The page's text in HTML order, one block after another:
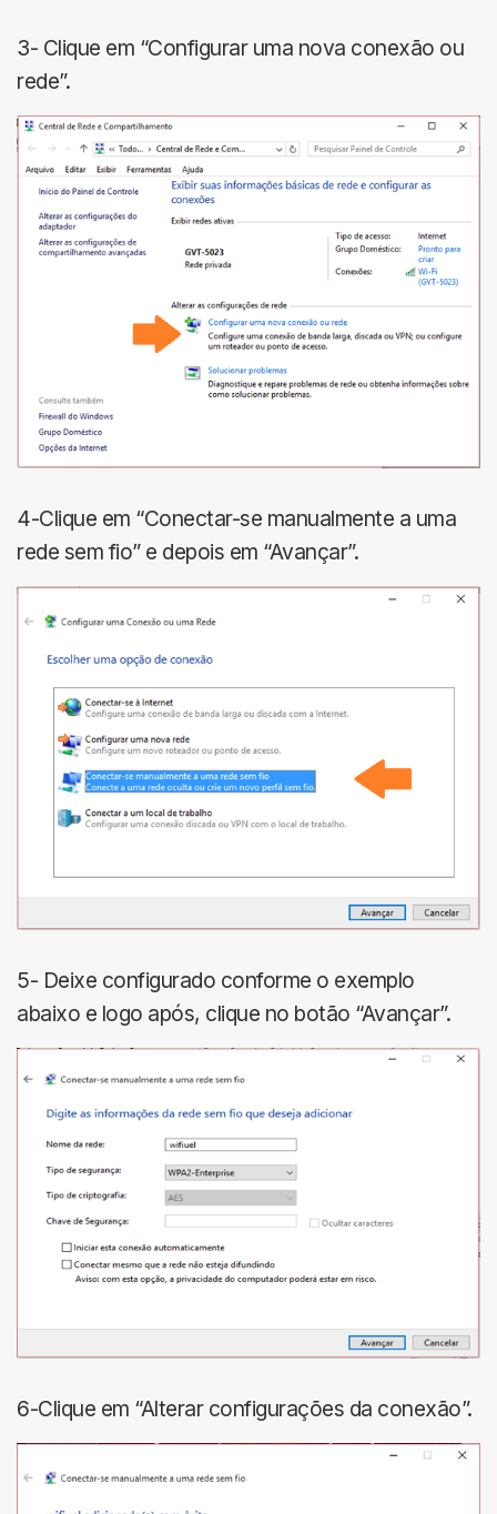
3- Clique em “Configurar uma nova conexão ou
rede”.
4-Clique em “Conectar-se manualmente a uma
rede sem fio” e depois em “Avançar”.
5- Deixe configurado conforme o exemplo
abaixo e logo após, clique no botão “Avançar”.
6-Clique em “Alterar configurações da conexão”.